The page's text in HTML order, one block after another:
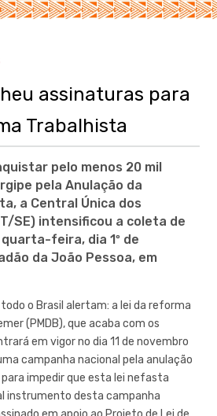
assinaturas para
Trabalhista
pelo menos 20 mil
pela Anulação da
a Central Única dos
SE) intensificou a coleta de
feira, dia 1º de
da João Pessoa, em
o Brasil alertam: a lei da reforma
(PMDB), que acaba com os
em vigor no dia 11 de novembro
campanha nacional pela anulação
impedir que esta lei nefasta
instrumento desta campanha